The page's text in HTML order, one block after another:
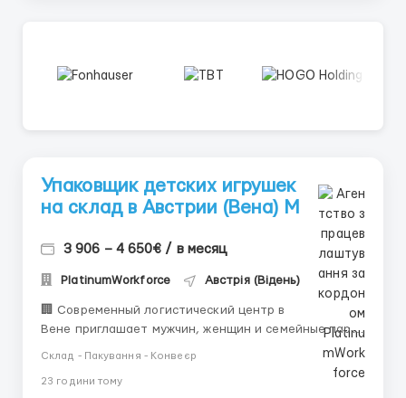
Упаковщик детских игрушек
на склад в Австрии (Вена) М
3 906 – 4 650€ / в месяц
PlatinumWorkforce Австрія (Відень)
🏢 Современный логистический центр в
Вене приглашает мужчин, женщин и семейные пары
на вакансию упаковщика. Работа в стабильной
европейской компании с возможностью подработок,
премий за качество и комфортными условиями
Склад - Пакування - Конвеєр
23 години тому